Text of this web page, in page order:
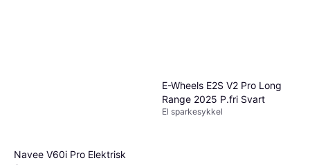
Navee V60i Pro Elektrisk
E-Wheels E2S V2 Pro Long
Range 2025 P.fri Svart
El sparkesykkel